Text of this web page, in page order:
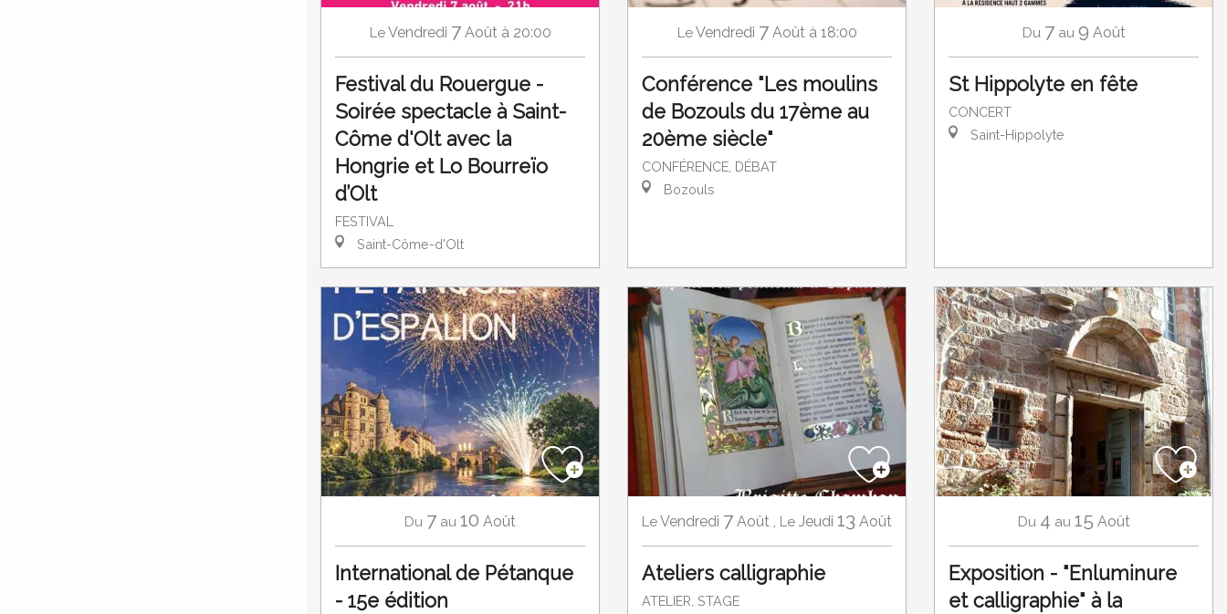
LeVendredi 7 Août à 20:00
Festival du Rouergue -
Soirée spectacle à Saint-
Côme d'Olt avec la
Hongrie et Lo Bourreïo
d’Olt
FESTIVAL
Saint-Côme-d'Olt
LeVendredi 7 Août à 18:00
Conférence "Les moulins
de Bozouls du 17ème au
20ème siècle"
CONFÉRENCE, DÉBAT
Bozouls
Du 7 au 9 Août
St Hippolyte en fête
CONCERT
Saint-Hippolyte
Du 7 au 10 Août
International de Pétanque
- 15e édition
LeVendredi 7 Août Le Jeudi 13 Août
Ateliers calligraphie
ATELIER, STAGE
Du 4 au 15 Août
Exposition - "Enluminure
et calligraphie" à la